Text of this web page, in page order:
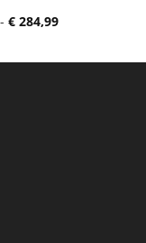
- €284,99Prijsklasse: